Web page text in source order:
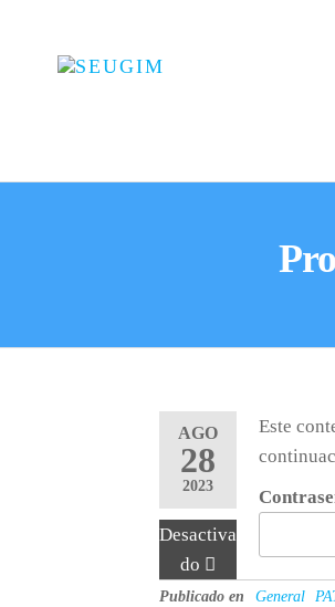
AGO
28
2023
Desactiva
do
Este
Publicado en General